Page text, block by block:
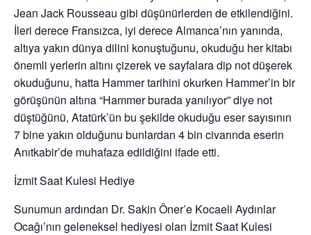
Jean Jack Rousseau gibi düşünürlerden de etkilendiğini.
İleri derece Fransızca, iyi derece Almanca’nın yanında,
altıya yakın dünya dilini konuştuğunu, okuduğu her kitabı
önemli yerlerin altını çizerek ve sayfalara dip not düşerek
okuduğunu, hatta Hammer tarihini okurken Hammer’in bir
görüşünün altına “Hammer burada yanılıyor” diye not
düştüğünü, Atatürk’ün bu şekilde okuduğu eser sayısının
7 bine yakın olduğunu bunlardan 4 bin civarında eserin
Anıtkabir’de muhafaza edildiğini ifade etti.
İzmit Saat Kulesi Hediye
Sunumun ardından Dr. Sakin Öner’e Kocaeli Aydınlar
Ocağı’nın geleneksel hediyesi olan İzmit Saat Kulesi